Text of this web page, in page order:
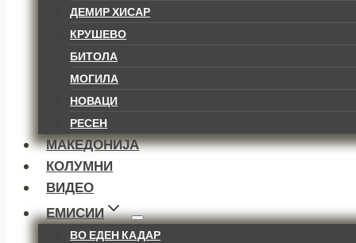
ДЕМИР ХИСАР
КРУШЕВО
БИТОЛА
МОГИЛА
НОВАЦИ
РЕСЕН
МАКЕДОНИЈА
КОЛУМНИ
ВИДЕО
ЕМИСИИ
ВО ЕДЕН КАДАР